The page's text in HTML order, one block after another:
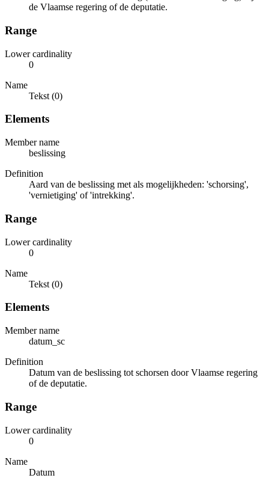
de Vlaamse regering of de deputatie.
Range
Lower cardinality
0
Name
Tekst (0)
Elements
Member name
beslissing
Definition
Aard van de beslissing met als mogelijkheden: 'schorsing',
'vernietiging' of 'intrekking'.
Range
Lower cardinality
0
Name
Tekst (0)
Elements
Member name
datum_sc
Definition
Datum van de beslissing tot schorsen door Vlaamse regering
of de deputatie.
Range
Lower cardinality
0
Name
Datum